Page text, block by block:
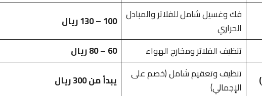
فك وغسيل شامل للفلاتر والمبادل
الحراري
100 – 130 ريال
تنظيف الفلاتر ومخارج الهواء
60 – 80 ريال
تنظيف وتعقيم شامل (خصم على
الإجمالي)
يبدأ من 300 ريال